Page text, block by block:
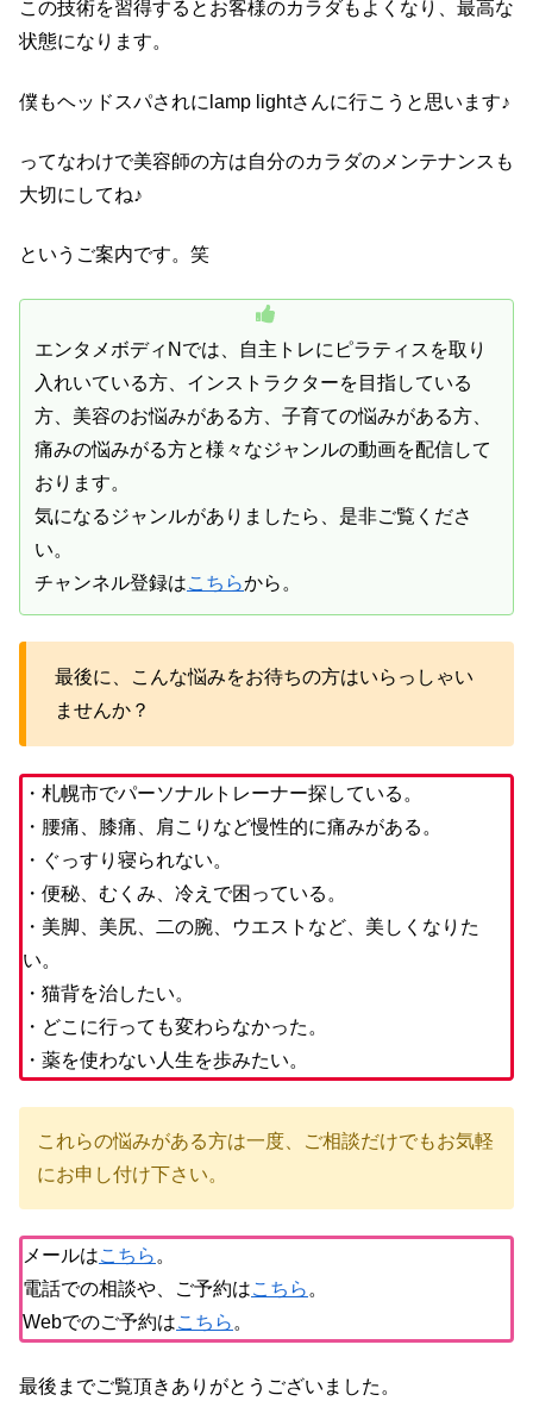
この技術を習得するとお客様のカラダもよくなり、最高な
状態になります。
僕もヘッドスパされにlamp lightさんに行こうと思います♪
ってなわけで美容師の方は自分のカラダのメンテナンスも
大切にしてね♪
というご案内です。笑
エンタメボディNでは、自主トレにピラティスを取り
入れいている方、インストラクターを目指している
方、美容のお悩みがある方、子育ての悩みがある方、
痛みの悩みがる方と様々なジャンルの動画を配信して
おります。
気になるジャンルがありましたら、是非ご覧くださ
い。
チャンネル登録はこちらから。
最後に、こんな悩みをお待ちの方はいらっしゃい
ませんか？
・札幌市でパーソナルトレーナー探している。
・腰痛、膝痛、肩こりなど慢性的に痛みがある。
・ぐっすり寝られない。
・便秘、むくみ、冷えで困っている。
・美脚、美尻、二の腕、ウエストなど、美しくなりた
い。
・猫背を治したい。
・どこに行っても変わらなかった。
・薬を使わない人生を歩みたい。
これらの悩みがある方は一度、ご相談だけでもお気軽
にお申し付け下さい。
メールはこちら。
電話での相談や、ご予約はこちら。
Webでのご予約はこちら。
最後までご覧頂きありがとうございました。